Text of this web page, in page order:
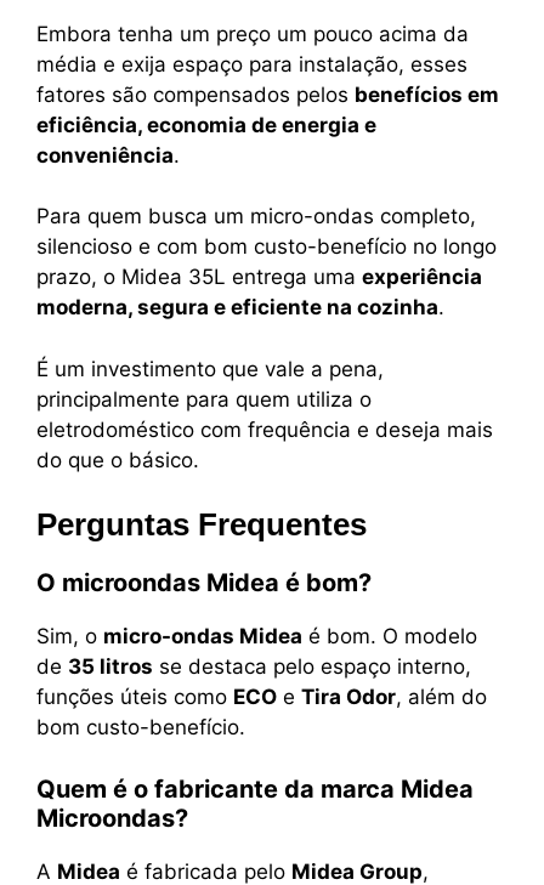
Embora tenha um preço um pouco acima da
média e exija espaço para instalação, esses
fatores são compensados pelos benefícios em
eficiência, economia de energia e
conveniência.
Para quem busca um micro-ondas completo,
silencioso e com bom custo-benefício no longo
prazo, o Midea 35L entrega uma experiência
moderna, segura e eficiente na cozinha.
É um investimento que vale a pena,
principalmente para quem utiliza o
eletrodoméstico com frequência e deseja mais
do que o básico.
Perguntas Frequentes
O microondas Midea é bom?
Sim, o micro-ondas Midea é bom. O modelo
de 35 litros se destaca pelo espaço interno,
funções úteis como ECO e Tira Odor, além do
bom custo-benefício.
Quem é o fabricante da marca Midea
Microondas?
A Midea é fabricada pelo Midea Group,